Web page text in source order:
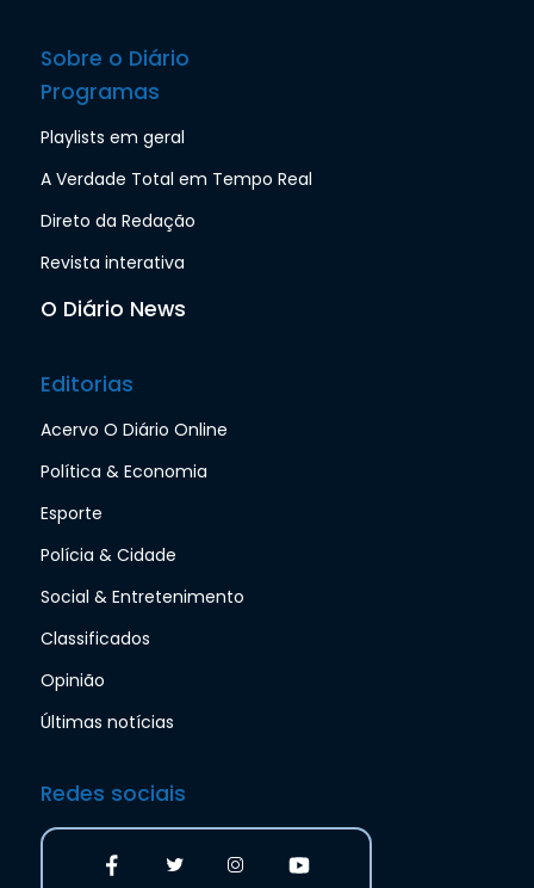
Sobre o Diário
Programas
Playlists em geral
A Verdade Total em Tempo Real
Direto da Redação
Revista interativa
O Diário News
Editorias
Acervo O Diário Online
Política & Economia
Esporte
Polícia & Cidade
Social & Entretenimento
Classificados
Opinião
Últimas notícias
Redes sociais